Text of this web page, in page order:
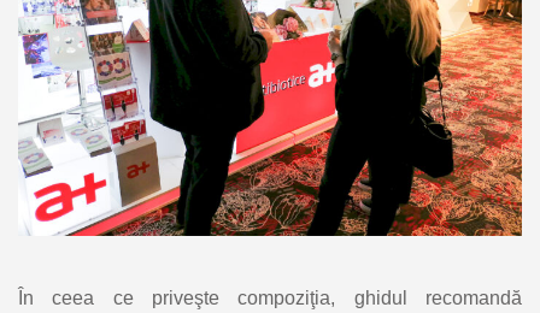
În ceea ce priveşte compoziţia, ghidul recomandă